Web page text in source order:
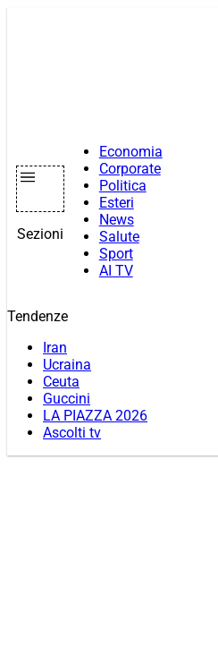
Sezioni
Economia
Corporate
Politica
Esteri
News
Salute
Sport
AI TV
Tendenze
Iran
Ucraina
Ceuta
Guccini
LA PIAZZA 2026
Ascolti tv